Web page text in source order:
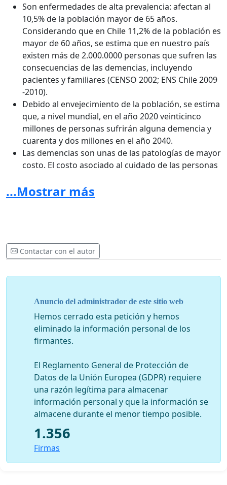
Son enfermedades de alta prevalencia: afectan al
10,5% de la población mayor de 65 años.
Considerando que en Chile 11,2% de la población es
mayor de 60 años, se estima que en nuestro país
existen más de 2.000.0000 personas que sufren las
consecuencias de las demencias, incluyendo
pacientes y familiares (CENSO 2002; ENS Chile 2009
-2010).
Debido al envejecimiento de la población, se estima
que, a nivel mundial, en el año 2020 veinticinco
millones de personas sufrirán alguna demencia y
cuarenta y dos millones en el año 2040.
Las demencias son unas de las patologías de mayor
costo. El costo asociado al cuidado de las personas
dólares en 2010, lo que equivale al PIB de la 18ª
economía del orbe.
mayor de 60 años, las demencias constituyen la
tercera patología causante de discapacidad.
Estas enfermedades afectan no solo al paciente,
especial al familiar que debe encargarse del
cuidado del paciente. Se ha acuñado el término de
segundo paciente” para designar las consecuencias
del cuidado de un paciente con demencia. Las
principales consecuencias para el cuidador de un
paciente con demencia son una alta prevalencia de
enfermedades psiquiátricas y repercusiones
económicas y sociales, entre ellas un desmedro
significativo de las capacidades laborales.
El diagnóstico y tratamiento de estas
enfermedades es insuficiente: más del 70% de los
pacientes con demencia no han sido diagnosticado.
El acceso al diagnóstico y tratamiento de estas
...Mostrar más
Contactar con el autor
Anuncio del administrador de este sitio web
Hemos cerrado esta petición y hemos
eliminado la información personal de los
firmantes.
El Reglamento General de Protección de
Datos de la Unión Europea (GDPR) requiere
una razón legítima para almacenar
información personal y que la información se
almacene durante el menor tiempo posible.
1.356
Firmas